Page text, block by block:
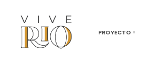
PROYECTO